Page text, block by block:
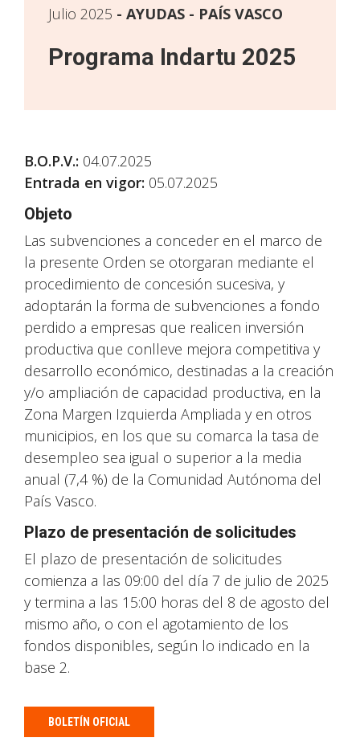
Julio 2025 AYUDAS - PAÍS VASCO
Programa Indartu 2025
B.O.P.V.: 04.07.2025
Entrada en vigor: 05.07.2025
Objeto
Las subvenciones a conceder en el marco de
la presente Orden se otorgaran mediante el
procedimiento de concesión sucesiva, y
adoptarán la forma de subvenciones a fondo
perdido a empresas que realicen inversión
productiva que conlleve mejora competitiva y
desarrollo económico, destinadas a la creación
y/o ampliación de capacidad productiva, en la
Zona Margen Izquierda Ampliada y en otros
municipios, en los que su comarca la tasa de
desempleo sea igual o superior a la media
anual (7,4 %) de la Comunidad Autónoma del
País Vasco.
Plazo de presentación de solicitudes
El plazo de presentación de solicitudes
comienza a las 09:00 del día 7 de julio de 2025
y termina a las 15:00 horas del 8 de agosto del
mismo año, o con el agotamiento de los
fondos disponibles, según lo indicado en la
base 2.
BOLETÍN OFICIAL